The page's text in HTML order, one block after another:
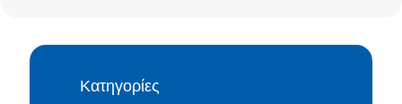
Κατηγορίες